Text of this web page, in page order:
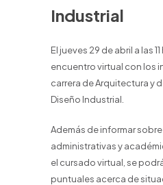
Industrial
El jueves 29 de abril a las
encuentro virtual con los
carrera de Arquitectura y
Diseño Industrial.
Además de informar
administrativas y
el cursado virtual, se
puntuales acerca de